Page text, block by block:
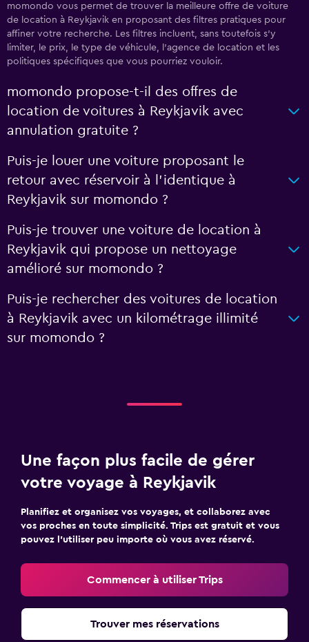
momondo vous permet de trouver la meilleure offre de voiture
de location à Reykjavik en proposant des filtres pratiques pour
affiner votre recherche. Les filtres incluent, sans toutefois s'y
limiter, le prix, le type de véhicule, l'agence de location et les
politiques spécifiques que vous pourriez vouloir.
momondo propose-t-il des offres de
location de voitures à Reykjavik avec
annulation gratuite ?
Puis-je louer une voiture proposant le
retour avec réservoir à l’identique à
Reykjavik sur momondo ?
Puis-je trouver une voiture de location à
Reykjavik qui propose un nettoyage
amélioré sur momondo ?
Puis-je rechercher des voitures de location
à Reykjavik avec un kilométrage illimité
sur momondo ?
Une façon plus facile de gérer
votre voyage à Reykjavik
Planifiez et organisez vos voyages, et collaborez avec
vos proches en toute simplicité. Trips est gratuit et vous
pouvez l’utiliser peu importe où vous avez réservé.
Commencer à utiliser Trips
Trouver mes réservations